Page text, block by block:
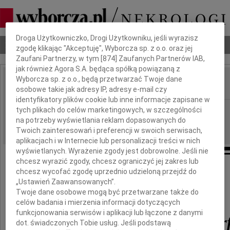
Nekrologi Odeszli Poradnik pogrzebowy
IMIĘ I NAZWISKO:
REGION: Opole
DATA EMISJI: 19.07.2019
prof. Marka
Dbamy o Twoją prywatność
Droga Użytkowniczko, Drogi Użytkowniku, jeśli wyrazisz
zgodę klikając "Akceptuję", Wyborcza sp. z o.o. oraz jej
Zaufani Partnerzy, w tym [874 ] Zaufanych Partnerów IAB,
jak również Agora S.A. będąca spółką powiązaną z
Wyborcza sp. z o.o., będą przetwarzać Twoje dane
osobowe takie jak adresy IP, adresy e-mail czy
identyfikatory plików cookie lub inne informacje zapisane w
tych plikach do celów marketingowych, w szczególności
na potrzeby wyświetlania reklam dopasowanych do
Twoich zainteresowań i preferencji w swoich serwisach,
aplikacjach i w Internecie lub personalizacji treści w nich
wyświetlanych. Wyrażenie zgody jest dobrowolne. Jeśli nie
chcesz wyrazić zgody, chcesz ograniczyć jej zakres lub
chcesz wycofać zgodę uprzednio udzieloną przejdź do
„Ustawień Zaawansowanych”.
Twoje dane osobowe mogą być przetwarzane także do
celów badania i mierzenia informacji dotyczących
funkcjonowania serwisów i aplikacji lub łączone z danymi
dot. świadczonych Tobie usług. Jeśli podstawą